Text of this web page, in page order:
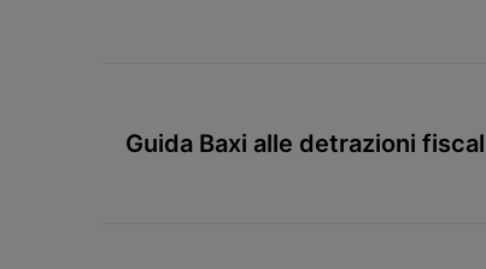
Guida Baxi alle detrazioni